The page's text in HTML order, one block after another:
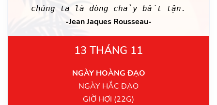
chúng ta là dòng chảy bất tận.
-Jean Jaques Rousseau-
13 THÁNG 11
NGÀY HOÀNG ĐẠO
NGÀY HẮC ĐẠO
GIỜ HỢI (22G)